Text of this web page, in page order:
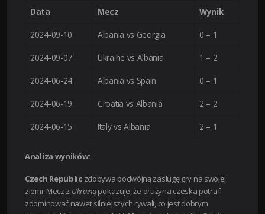
Data Mecz Wynik
2024-09-10 Albania vs Georgia 0 – 1
2024-09-07 Ukraine vs Albania 1 – 2
2024-06-24 Albania vs Spain 0 – 1
2024-06-19 Croatia vs Albania 2 – 2
2024-06-15 Italy vs Albania 2 – 1
Analiza wyników:
Czech Republiczdobywa podwójną zasługę gry na swojej
ziemi. Mecz z Ukrainąpokazuje, że drużyna czeska potrafi
zdominować nawet silniejszych rywali, co jest dobrym